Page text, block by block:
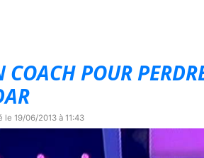
POUR
le 19/06/2013 à 11:43